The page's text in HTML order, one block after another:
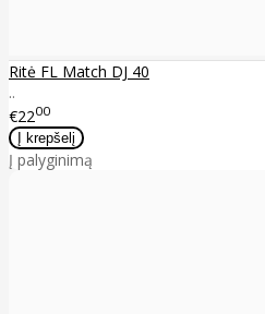
Ritė FL Match DJ 40
..
€2200
Į palyginimą